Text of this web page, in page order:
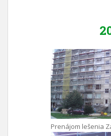
Prenájom lešenia